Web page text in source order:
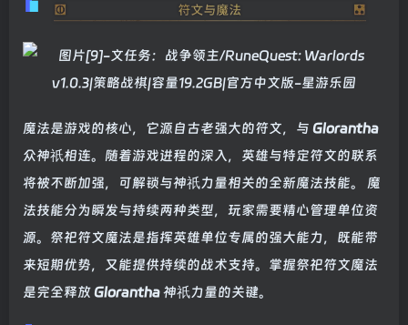
魔法是游戏的核心，它源自古老强大的符文，与 Glorantha
众神祇相连。随着游戏进程的深入，英雄与特定符文的联系
将被不断加强，可解锁与神祇力量相关的全新魔法技能。 魔
法技能分为瞬发与持续两种类型，玩家需要精心管理单位资
源。祭祀符文魔法是指挥英雄单位专属的强大能力，既能带
来短期优势，又能提供持续的战术支持。掌握祭祀符文魔法
是完全释放Glorantha神祇力量的关键。